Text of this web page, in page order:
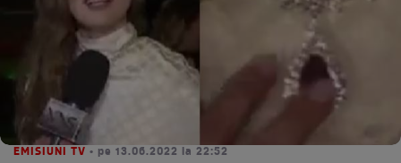
EMISIUNI TV • pe 13.06.2022 la 22:52